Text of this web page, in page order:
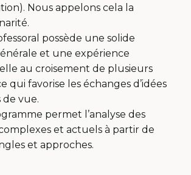
Nous appelons cela la
possède une solide
et une expérience
au croisement de plusieurs
qui favorise les échanges d’idées
vue.
permet l’analyse des
et actuels à partir de
et approches.